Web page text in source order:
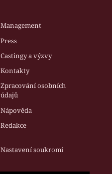
Management
Press
Castingy a výzvy
Kontakty
Zpracování osobních
údajů
Nápověda
Redakce
Nastavení soukromí